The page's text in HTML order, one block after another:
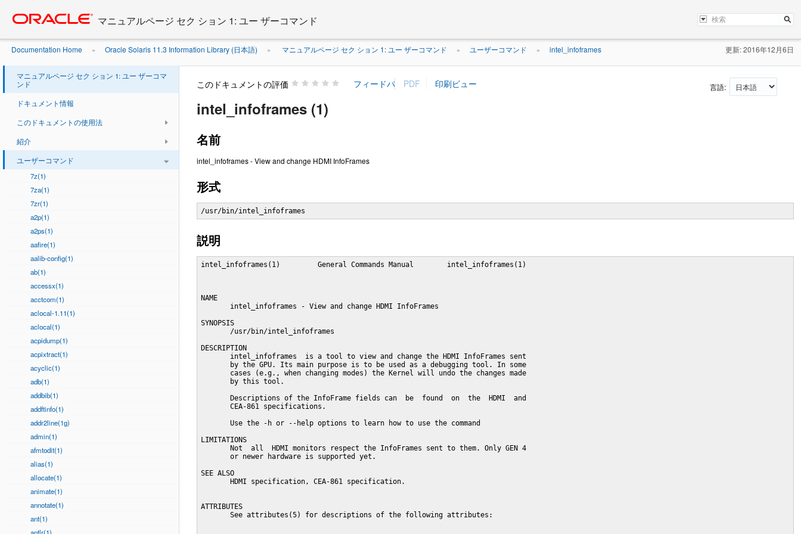
content
マニュアルページ セク ション 1: ユー ザーコマンド
Documentation Home » Oracle Solaris 11.3 Information Library (日本語) » マニュアルページ セク ション 1: ユー ザーコマンド » ユーザーコマンド » intel_infoframes 更新: 2016年12月6日
マニュアルページ セク ション 1: ユー ザーコマ
ンド
ドキュメント情報
このドキュメントの使用法
紹介
ユーザーコマンド
7z(1)
7za(1)
7zr(1)
a2p(1)
a2ps(1)
aafire(1)
aalib-config(1)
ab(1)
accessx(1)
acctcom(1)
aclocal-1.11(1)
aclocal(1)
acpidump(1)
acpixtract(1)
acyclic(1)
adb(1)
addbib(1)
addftinfo(1)
addr2line(1g)
admin(1)
afmtodit(1)
alias(1)
allocate(1)
animate(1)
annotate(1)
ant(1)
このドキュメントの評価 言語:
intel_infoframes (1)
名前
intel_infoframes - View and change HDMI InfoFrames
形式
/usr/bin/intel_infoframes
説明
intel_infoframes(1)         General Commands Manual        intel_infoframes(1)
NAME
       intel_infoframes - View and change HDMI InfoFrames
SYNOPSIS
       /usr/bin/intel_infoframes
DESCRIPTION
       intel_infoframes  is a tool to view and change the HDMI InfoFrames sent
       by the GPU. Its main purpose is to be used as a debugging tool. In some
       cases (e.g., when changing modes) the Kernel will undo the changes made
       by this tool.
       Descriptions of the InfoFrame fields can  be  found  on  the  HDMI  and
       CEA-861 specifications.
       Use the -h or --help options to learn how to use the command
LIMITATIONS
       Not  all  HDMI monitors respect the InfoFrames sent to them. Only GEN 4
       or newer hardware is supported yet.
SEE ALSO
       HDMI specification, CEA-861 specification.
ATTRIBUTES
       See attributes(5) for descriptions of the following attributes: